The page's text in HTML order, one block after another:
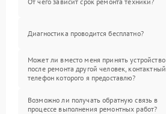
Диагностика проводится бесплатно?
Может ли вместо меня принять устройство
после ремонта другой человек, контактный
телефон которого я предоставлю?
Возможно ли получать обратную связь в
процессе выполнения ремонтных работ?